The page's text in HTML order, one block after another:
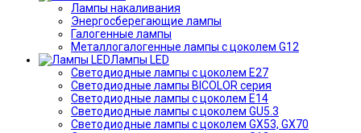
Лампы накаливания
Энергосберегающие лампы
Галогенные лампы
Металлогалогенные лампы с цоколем G12
Лампы LED
Светодиодные лампы с цоколем E27
Светодиодные лампы BICOLOR серия
Светодиодные лампы с цоколем E14
Светодиодные лампы с цоколем GU5.3
Светодиодные лампы с цоколем GX53, GX70